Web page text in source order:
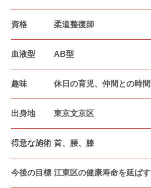
資格 柔道整復師
血液型 AB 型
趣味 休日の育児、仲間との時間
出身地 東京文京区
得意な 施術 首、腰、膝
今後の目標 江東区の健康寿命を延ばす